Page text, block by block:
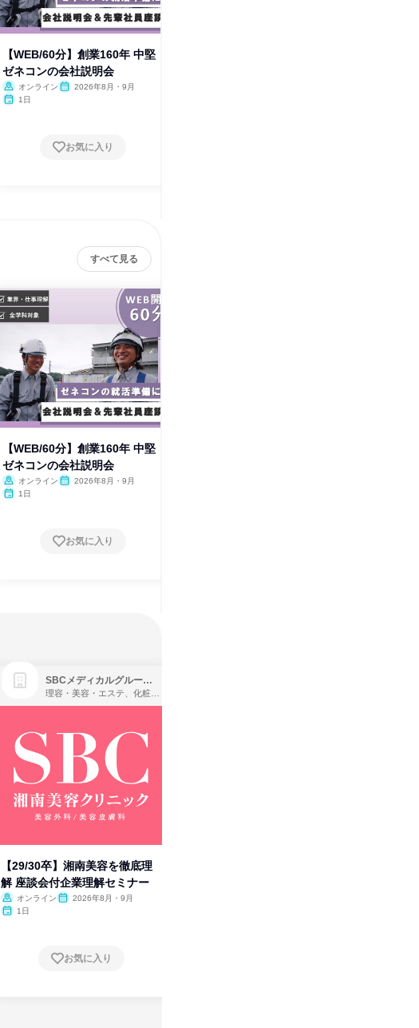
【WEB/60分】創業160年 中堅
ゼネコンの会社説明会
オンライン
2026年8月・9月
1日
お気に入り
すべて見る
【WEB/60分】創業160年 中堅
ゼネコンの会社説明会
オンライン
2026年8月・9月
1日
お気に入り
SBCメディカルグループ株式会社
【29/30卒】湘南美容を徹底理
解 座談会付企業理解セミナー
オンライン
2026年8月・9月
1日
お気に入り